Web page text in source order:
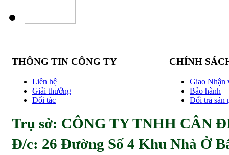
THÔNG TIN CÔNG TY
Liên hệ
Giải thưởng
Đối tác
CHÍNH
Giao Nhận
Bảo hành
Đổi trả sản
Trụ sở: CÔNG TY TNHH CÂN
Đ/c: 26 Đường Số 4 Khu Nhà Ở